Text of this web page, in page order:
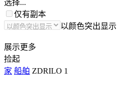
选择...
仅有副本
以颜色突出显示
展示更多
捡起
家 船舶 ZDRILO 1